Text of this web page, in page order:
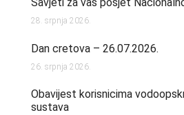
28. srpnja 2026.
Dan cretova – 26.07.2026.
26. srpnja 2026.
Obavijest korisnicima
sustava